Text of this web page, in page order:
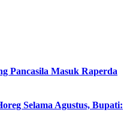
Pancasila Masuk Raperda
Selama Agustus, Bupati: